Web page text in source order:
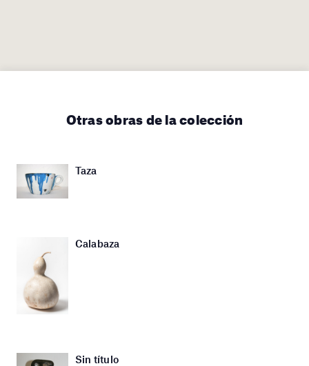
Otras obras de la colección
Taza
Calabaza
Sin título